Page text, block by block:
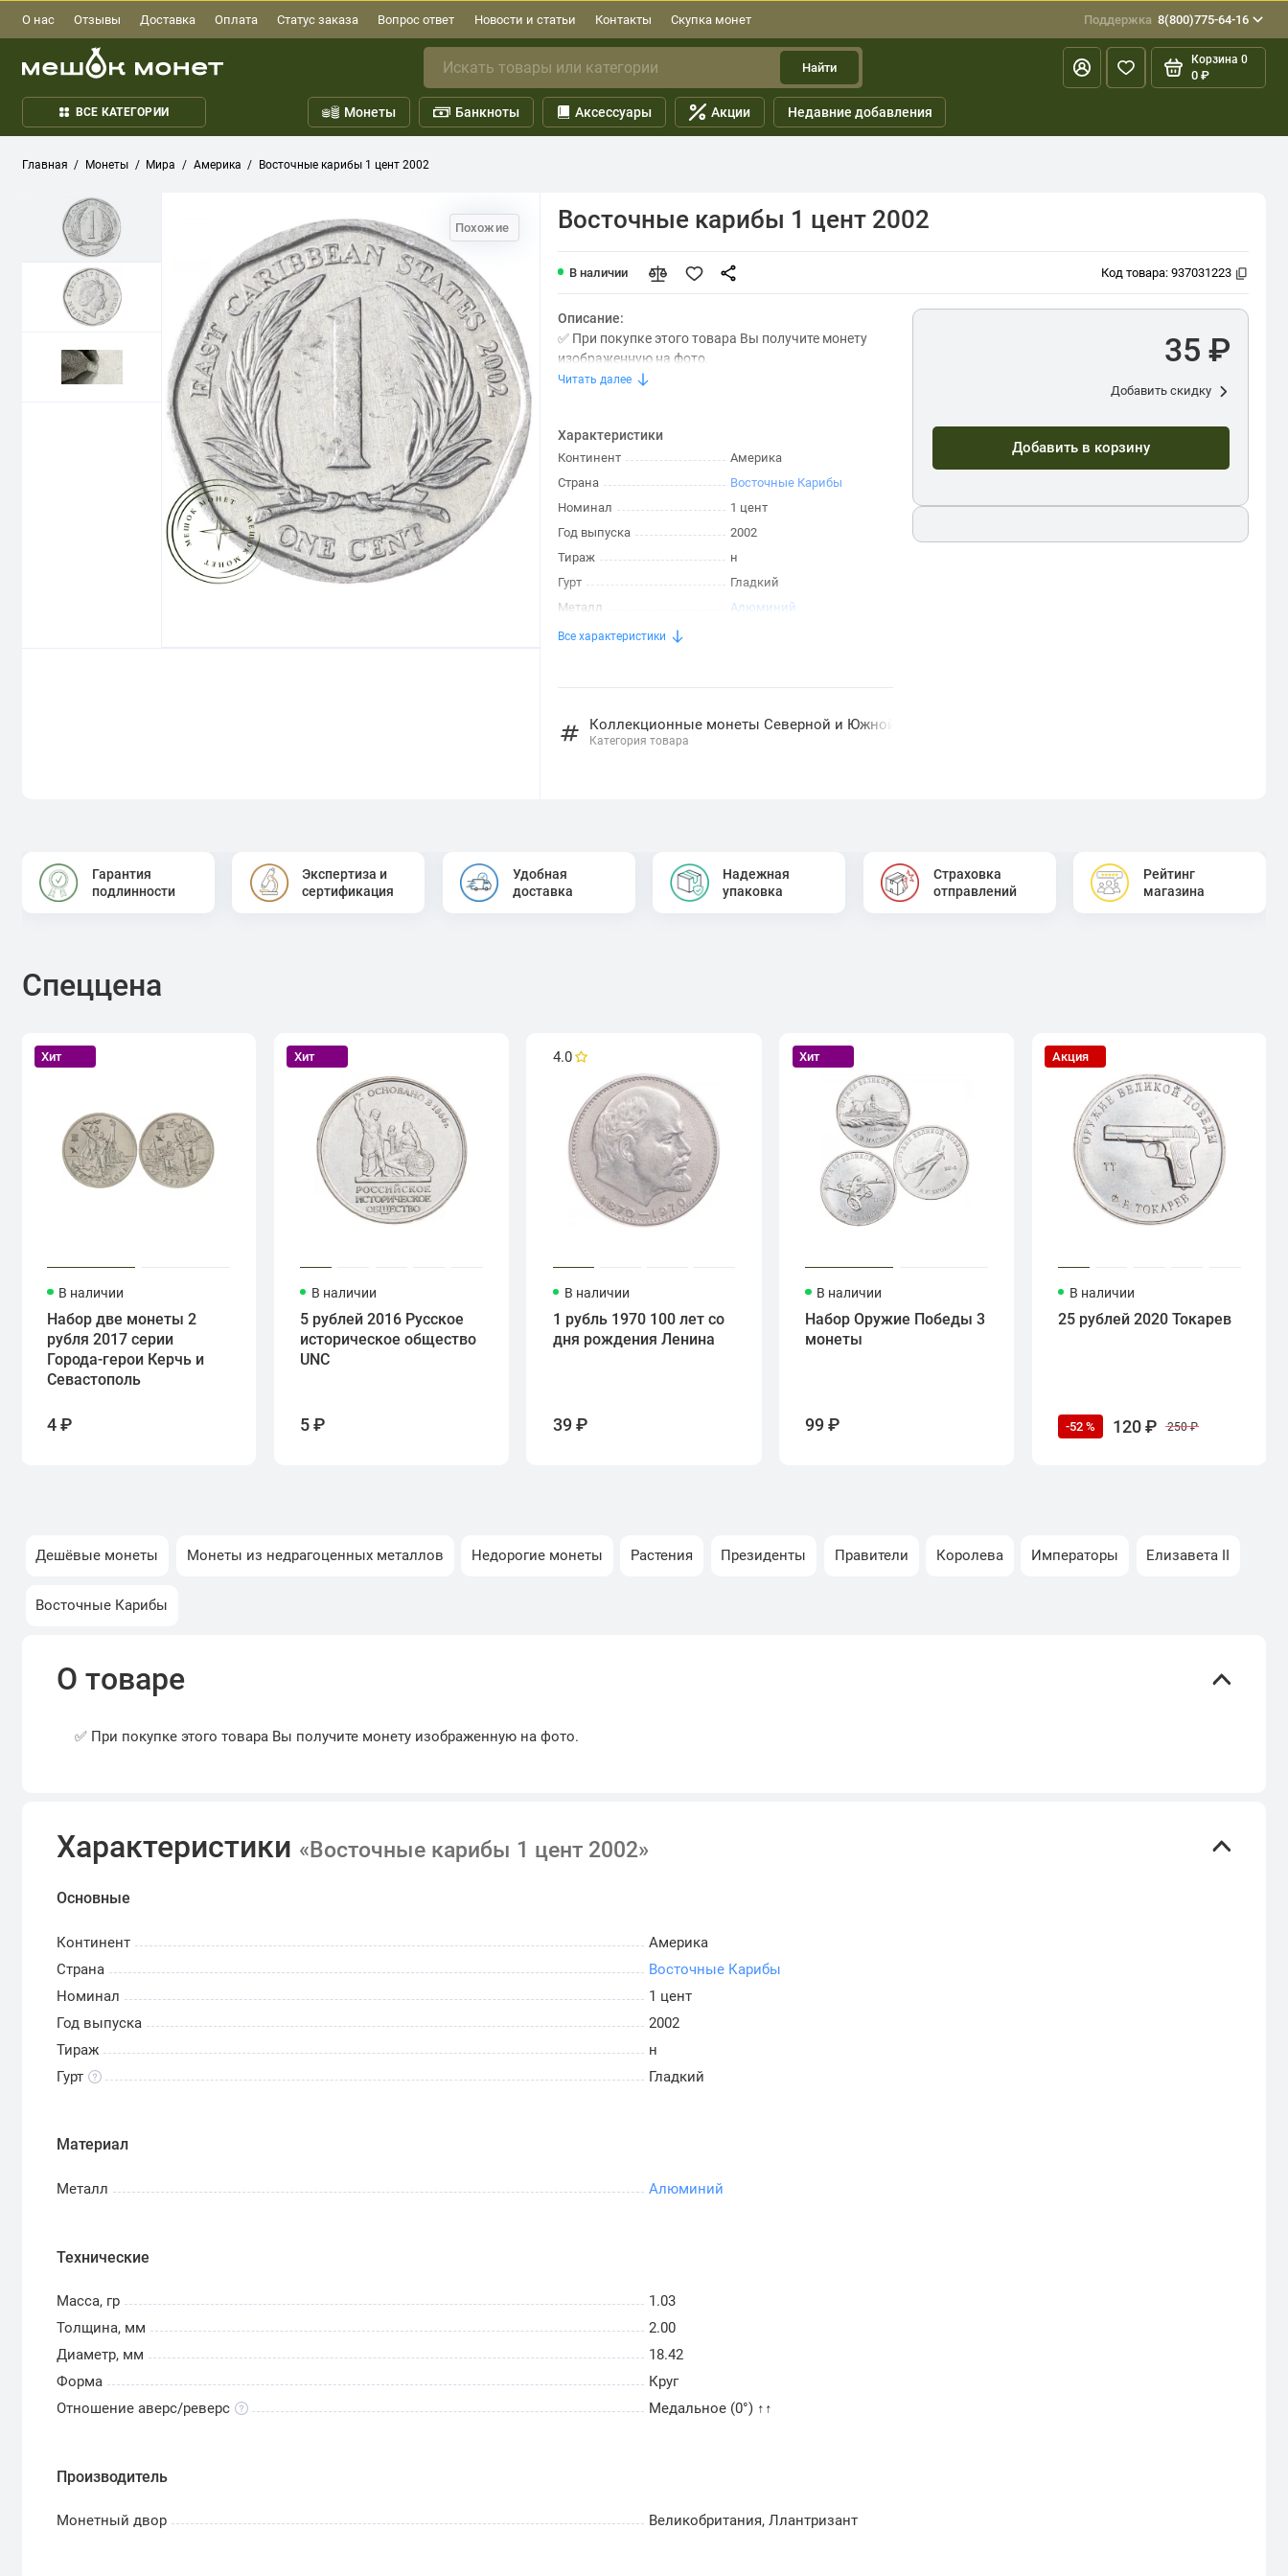
О нас Отзывы Доставка Оплата Статус заказа Вопрос ответ Новости и статьи Контакты Скупка монет Поддержка 8(800)775-64-16
Найти
Корзина 0
0 ₽
ВСЕ КАТЕГОРИИ Монеты Банкноты Аксессуары Акции Недавние добавления
Главная Монеты Мира Америка Восточные карибы 1 цент 2002
Похожие Восточные карибы 1 цент 2002
В наличии Код товара: 937031223
Описание:
✅ При покупке этого товара Вы получите монету
изображенную на фото.
Читать далее
Характеристики
Континент
Америка
Страна
Восточные Карибы
Номинал
1 цент
Год выпуска
2002
Тираж
н
Гурт
Гладкий
Металл
Алюминий
Все характеристики
Коллекционные монеты Северной и Южной Америки
Категория товара
35 ₽
Добавить скидку
Добавить в корзину
Гарантия
подлинности
Экспертиза и
сертификация
Удобная
доставка
Надежная
упаковка
Страховка
отправлений
Рейтинг
магазина
Спеццена
Хит
В наличии
Набор две монеты 2
рубля 2017 серии
Города-герои Керчь и
Севастополь
4 ₽
Хит
В наличии
5 рублей 2016 Русское
историческое общество
UNC
5 ₽
4.0
В наличии
1 рубль 1970 100 лет со
дня рождения Ленина
39 ₽
Хит
В наличии
Набор Оружие Победы 3
монеты
99 ₽
Акция
В наличии
25 рублей 2020 Токарев
-52 % 120 ₽ 250 ₽
Дешёвые монеты Монеты из недрагоценных металлов Недорогие монеты Растения Президенты Правители Королева Императоры Елизавета II
Восточные Карибы
О товаре
✅ При покупке этого товара Вы получите монету изображенную на фото.
Характеристики «Восточные карибы 1 цент 2002»
Основные
Континент
Америка
Страна
Восточные Карибы
Номинал
1 цент
Год выпуска
2002
Тираж
н
Гурт
Гладкий
Материал
Металл Алюминий
Технические
Масса, гр
1.03
Толщина, мм
2.00
Диаметр, мм
18.42
Форма
Круг
Отношение аверс/реверс
Медальное (0°) ↑↑
Производитель
Монетный двор Великобритания, Ллантризант